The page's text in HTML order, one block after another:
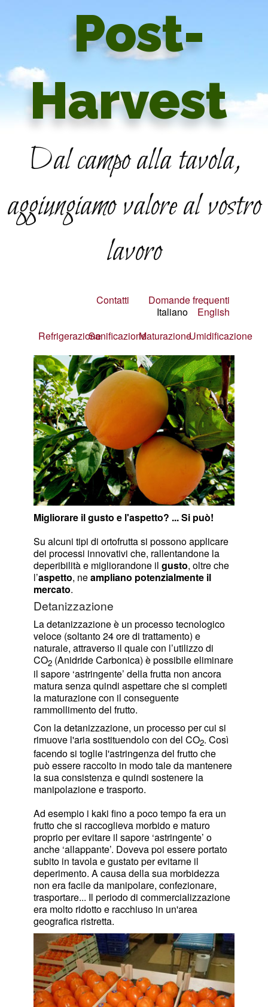
Post-
Harvest
Dal campo alla tavola,
aggiungiamo valore al vostro
lavoro
Contatti
Domande frequenti
Italiano
English
RefrigerazioneSanificazioneMaturazioneUmidificazione
Migliorare il gusto e l'aspetto? ... Si può!
Su alcuni tipi di ortofrutta si possono applicare
dei processi innovativi che, rallentandone la
deperibilità e migliorandone ilgusto, oltre che
l’aspetto, neampliano potenzialmente il
mercato.
Detanizzazione
La detanizzazione è un processo tecnologico
veloce (soltanto 24 ore di trattamento) e
naturale, attraverso il quale con l’utilizzo di
CO2 (Anidride Carbonica) è possibile eliminare
il sapore ‘astringente’ della frutta non ancora
matura senza quindi aspettare che si completi
la maturazione con il conseguente
rammollimento del frutto.
Con la detanizzazione, un processo per cui si
rimuove l'aria sostituendolo con del CO2. Così
facendo si toglie l'astringenza del frutto che
può essere raccolto in modo tale da mantenere
la sua consistenza e quindi sostenere la
manipolazione e trasporto.
Ad esempio i kaki fino a poco tempo fa era un
frutto che si raccoglieva morbido e maturo
proprio per evitare il sapore ‘astringente’ o
anche ‘allappante’. Doveva poi essere portato
subito in tavola e gustato per evitarne il
deperimento. A causa della sua morbidezza
non era facile da manipolare, confezionare,
trasportare... Il periodo di commercializzazione
era molto ridotto e racchiuso in un'area
geografica ristretta.